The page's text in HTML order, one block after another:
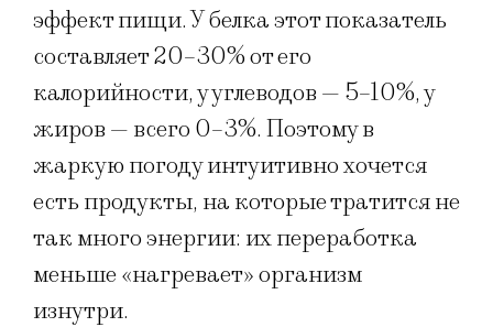
эффект пищи. У белка этот показатель
составляет 20–30% от его
калорийности, у углеводов — 5–10%, у
жиров — всего 0–3%. Поэтому в
жаркую погоду интуитивно хочется
есть продукты, на которые тратится не
так много энергии: их переработка
меньше «нагревает» организм
изнутри.